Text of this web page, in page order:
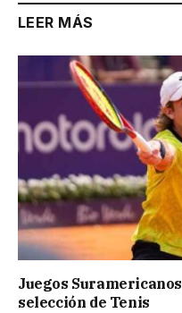
LEER MÁS
Juegos
selección de Tenis